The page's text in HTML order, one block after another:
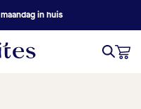
maandag in huis